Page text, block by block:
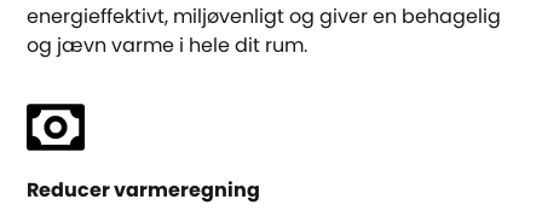
energieffektivt, miljøvenligt og giver en behagelig
og jævn varme i hele dit rum.
Reducer varmeregning